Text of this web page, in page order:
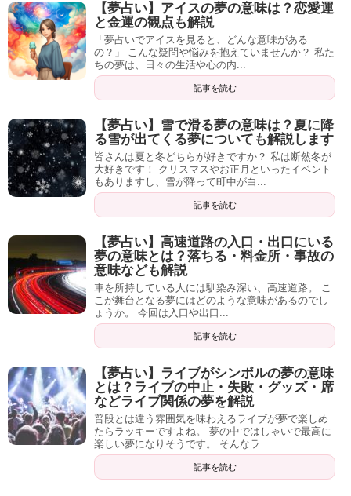
【夢占い】アイスの夢の意味は？恋愛運
と金運の観点も解説
「夢占いでアイスを見ると、どんな意味がある
の？」 こんな疑問や悩みを抱えていませんか？ 私た
ちの夢は、日々の生活や心の内...
記事を読む
【夢占い】雪で滑る夢の意味は？夏に降
る雪が出てくる夢についても解説します
皆さんは夏と冬どちらが好きですか？ 私は断然冬が
大好きです！ クリスマスやお正月といったイベント
もありますし、雪が降って町中が白...
記事を読む
【夢占い】高速道路の入口・出口にいる
夢の意味とは？落ちる・料金所・事故の
意味なども解説
車を所持している人には馴染み深い、高速道路。 こ
こが舞台となる夢にはどのような意味があるのでし
ょうか。 今回は入口や出口...
記事を読む
【夢占い】ライブがシンボルの夢の意味
とは？ライブの中止・失敗・グッズ・席
などライブ関係の夢を解説
普段とは違う雰囲気を味わえるライブが夢で楽しめ
たらラッキーですよね。 夢の中ではしゃいで最高に
楽しい夢になりそうです。 そんなラ...
記事を読む